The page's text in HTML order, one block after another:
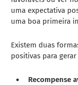
uma expectativa
uma boa primeira
Existem duas
positivas para
Recompense